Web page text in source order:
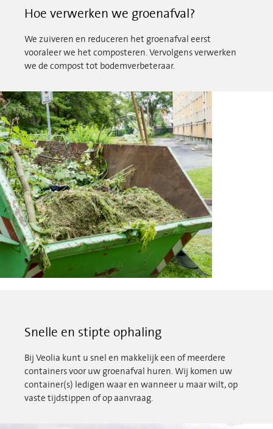
Hoe verwerken we groenafval?
We zuiveren en reduceren het groenafval eerst
vooraleer we het composteren. Vervolgens verwerken
we de compost tot bodemverbeteraar.
Snelle en stipte ophaling
Bij Veolia kunt u snel en makkelijk een of meerdere
containers voor uw groenafval huren. Wij komen uw
container(s) ledigen waar en wanneer u maar wilt, op
vaste tijdstippen of op aanvraag.